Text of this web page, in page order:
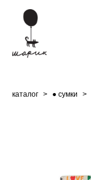
каталог > ● cумки >